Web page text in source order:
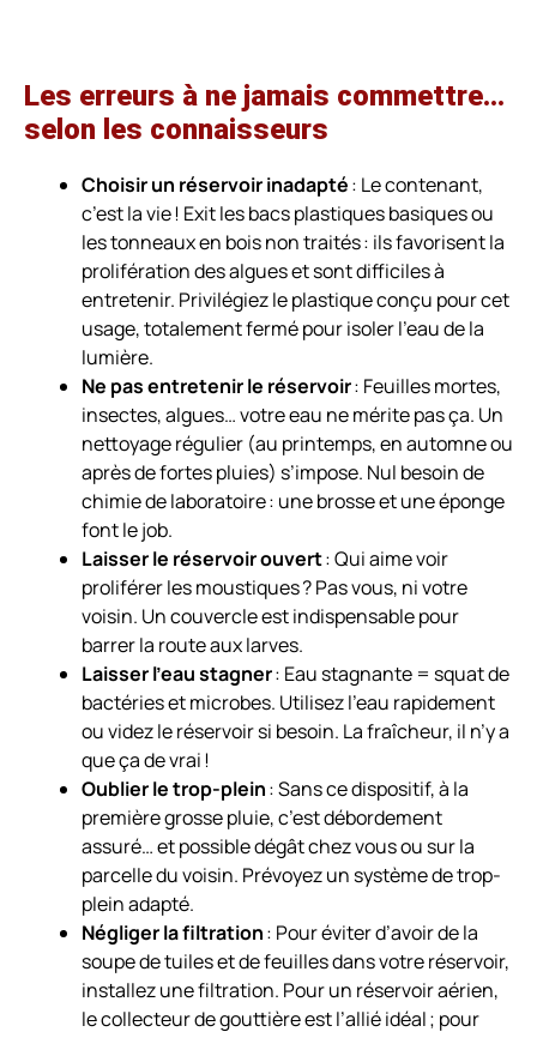
Les erreurs à ne jamais commettre…
selon les connaisseurs
Choisir un réservoir inadapté: Le contenant,
c’est la vie ! Exit les bacs plastiques basiques ou
les tonneaux en bois non traités : ils favorisent la
prolifération des algues et sont difficiles à
entretenir. Privilégiez le plastique conçu pour cet
usage, totalement fermé pour isoler l’eau de la
lumière.
Ne pas entretenir le réservoir: Feuilles mortes,
insectes, algues… votre eau ne mérite pas ça. Un
nettoyage régulier (au printemps, en automne ou
après de fortes pluies) s’impose. Nul besoin de
chimie de laboratoire : une brosse et une éponge
font le job.
Laisser le réservoir ouvert: Qui aime voir
proliférer les moustiques ? Pas vous, ni votre
voisin. Un couvercle est indispensable pour
barrer la route aux larves.
Laisser l’eau stagner: Eau stagnante = squat de
bactéries et microbes. Utilisez l’eau rapidement
ou videz le réservoir si besoin. La fraîcheur, il n’y a
que ça de vrai !
Oublier le trop-plein: Sans ce dispositif, à la
première grosse pluie, c’est débordement
assuré… et possible dégât chez vous ou sur la
parcelle du voisin. Prévoyez un système de trop-
plein adapté.
Négliger la filtration: Pour éviter d’avoir de la
soupe de tuiles et de feuilles dans votre réservoir,
installez une filtration. Pour un réservoir aérien,
le collecteur de gouttière est l’allié idéal ; pour